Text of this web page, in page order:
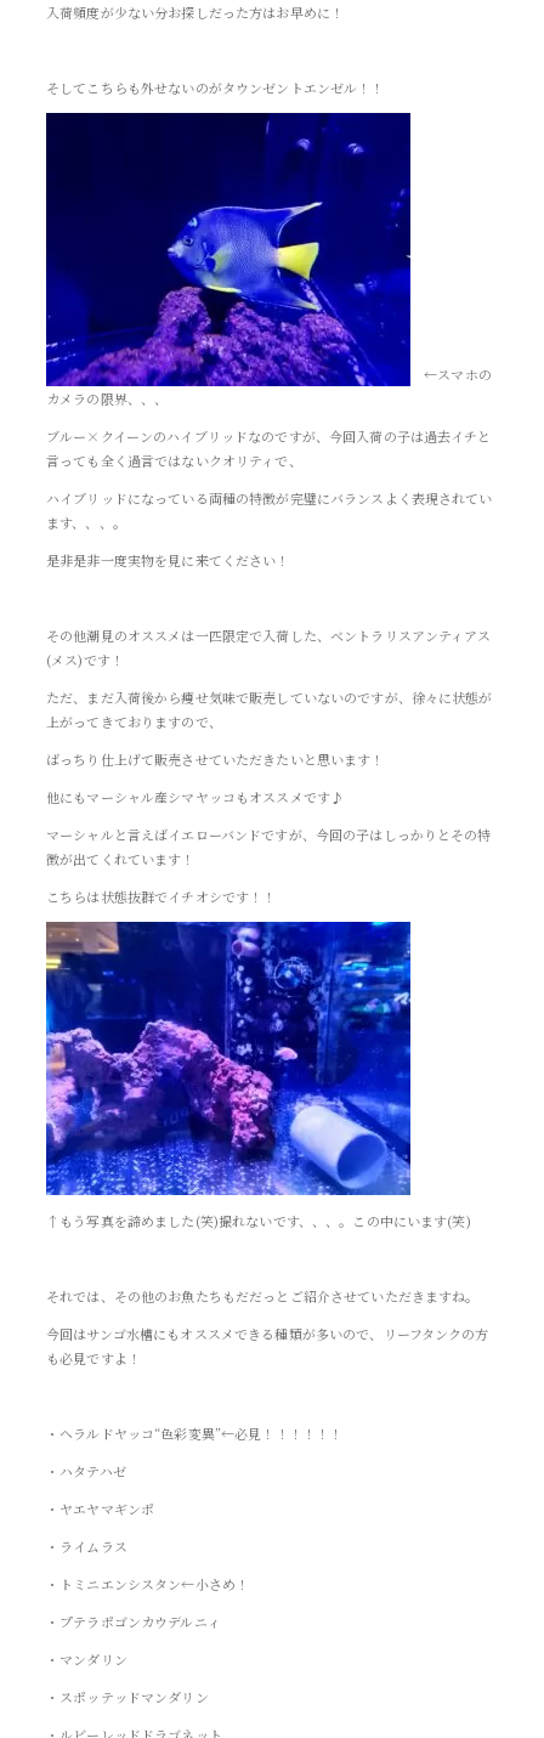
入荷頻度が少ない分お探しだった方はお早めに！
そしてこちらも外せないのがタウンゼントエンゼル！！
←スマホの
カメラの限界、、、
ブルー×クイーンのハイブリッドなのですが、今回入荷の子は過去イチと
言っても全く過言ではないクオリティで、
ハイブリッドになっている両種の特徴が完璧にバランスよく表現されてい
ます、、、。
是非是非一度実物を見に来てください！
その他潮見のオススメは一匹限定で入荷した、ベントラリスアンティアス
(メス)です！
ただ、まだ入荷後から痩せ気味で販売していないのですが、徐々に状態が
上がってきておりますので、
ばっちり仕上げて販売させていただきたいと思います！
他にもマーシャル産シマヤッコもオススメです♪
マーシャルと言えばイエローバンドですが、今回の子はしっかりとその特
徴が出てくれています！
こちらは状態抜群でイチオシです！！
↑もう写真を諦めました(笑)撮れないです、、、。この中にいます(笑)
それでは、その他のお魚たちもだだっとご紹介させていただきますね。
今回はサンゴ水槽にもオススメできる種類が多いので、リーフタンクの方
も必見ですよ！
・ヘラルドヤッコ“色彩変異”←必見！！！！！！
・ハタテハゼ
・ヤエヤマギンポ
・ライムラス
・トミニエンシスタン←小さめ！
・プテラポゴンカウデルニィ
・マンダリン
・スポッテッドマンダリン
・ルビーレッドドラゴネット